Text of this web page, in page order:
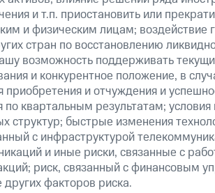
и т.п. приостановить или
и физическим лицам; воздействие
стран по восстановлению
возможность поддерживать
и конкурентное положение, в
приобретения и отчуждения и
квартальным результатам; условия
структур; быстрые изменения
с инфраструктурой
и иные риски, связанные с
риск, связанный с финансовым
факторов риска.